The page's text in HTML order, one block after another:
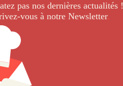
pas nos dernièresactualités !
vous à notre Newsletter.